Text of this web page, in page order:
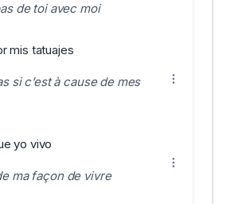
de toi avec moi
mis tatuajes
si c’est à cause de mes
yo vivo
ma façon de vivre